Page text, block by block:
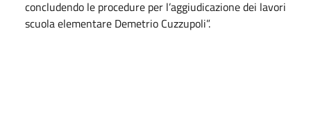
concludendo le procedure per l’aggiudicazione dei lavori
scuola elementare Demetrio Cuzzupoli”.